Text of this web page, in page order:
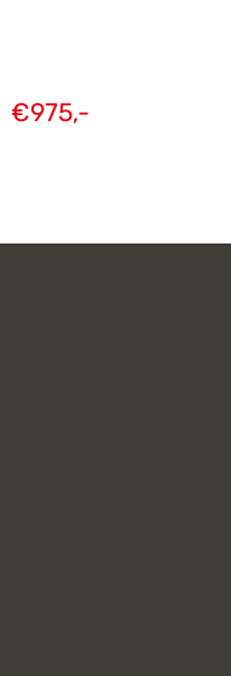
€975,-